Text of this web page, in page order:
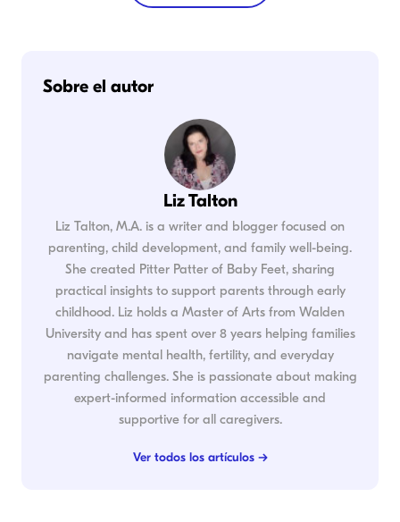
Sobre el autor
Liz Talton
Liz Talton, M.A. is a writer and blogger focused on
parenting, child development, and family well-being.
She created Pitter Patter of Baby Feet, sharing
practical insights to support parents through early
childhood. Liz holds a Master of Arts from Walden
University and has spent over 8 years helping families
navigate mental health, fertility, and everyday
parenting challenges. She is passionate about making
expert-informed information accessible and
supportive for all caregivers.
Ver todos los artículos →